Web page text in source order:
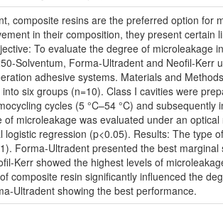
composite resins are the preferred option
in their composition, they present
To evaluate the degree of microleakage
Solventum, Forma-Ultradent and Neofil-
adhesive systems. Materials and
six groups (n=10). Class I cavities were
cycles (5 °C–54 °C) and
of microleakage was evaluated under an
logistic regression (p<0.05). Results: The type
Forma-Ultradent presented the best
Kerr showed the highest levels of
composite resin significantly influenced the
Ultradent showing the best performance.